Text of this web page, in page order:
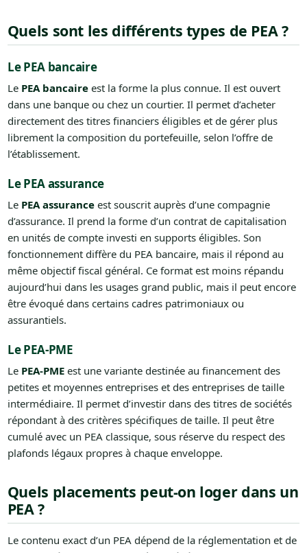
Quels sont les différents types de PEA ?
Le PEA bancaire
Le PEA bancaireest la forme la plus connue. Il est ouvert
dans une banque ou chez un courtier. Il permet d’acheter
directement des titres financiers éligibles et de gérer plus
librement la composition du portefeuille, selon l’offre de
l’établissement.
Le PEA assurance
Le PEA assuranceest souscrit auprès d’une compagnie
d’assurance. Il prend la forme d’un contrat de capitalisation
en unités de compte investi en supports éligibles. Son
fonctionnement diffère du PEA bancaire, mais il répond au
même objectif fiscal général. Ce format est moins répandu
aujourd’hui dans les usages grand public, mais il peut encore
être évoqué dans certains cadres patrimoniaux ou
assurantiels.
Le PEA-PME
Le PEA-PMEest une variante destinée au financement des
petites et moyennes entreprises et des entreprises de taille
intermédiaire. Il permet d’investir dans des titres de sociétés
répondant à des critères spécifiques de taille. Il peut être
cumulé avec un PEA classique, sous réserve du respect des
plafonds légaux propres à chaque enveloppe.
Quels placements peut-on loger dans un
PEA ?
Le contenu exact d’un PEA dépend de la réglementation et de